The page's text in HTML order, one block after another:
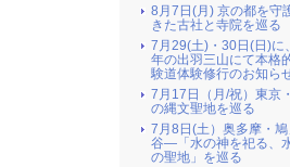
8月7日(月) 京の都を守
きた古社と寺院を巡る
7月29(土)・30日(日)に
年の出羽三山にて本格
験道体験修行のお知ら
7月17日（月/祝）東京
の縄文聖地を巡る
7月8日(土）奥多摩・
谷―「水の神を祀る、
の聖地」を巡る